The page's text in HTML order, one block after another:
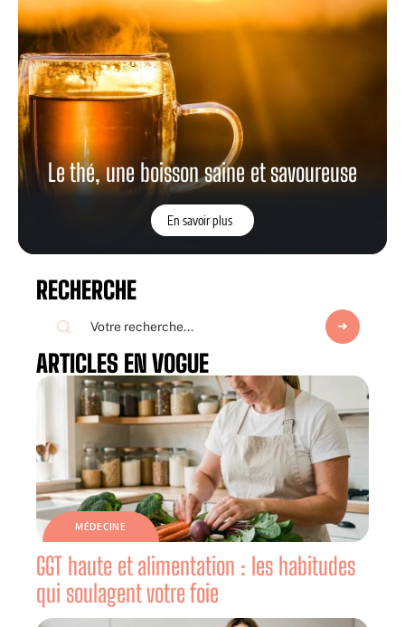
Le thé, une boisson saine et savoureuse
En savoir plus
RECHERCHE
ARTICLES EN VOGUE
MÉDECINE
GGT haute et alimentation : les habitudes
qui soulagent votre foie